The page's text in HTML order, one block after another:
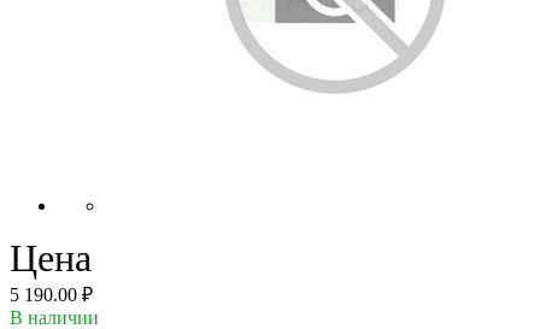
Цена
5 190.00 ₽
В наличии